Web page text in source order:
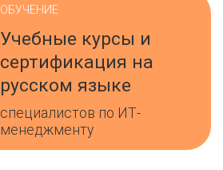
ОБУЧЕНИЕ
Учебные курсы и
сертификация на
русском языке
специалистов по ИТ-
менеджменту